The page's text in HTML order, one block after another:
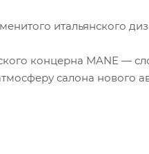
итальянского
концерна MANE —
салона нового